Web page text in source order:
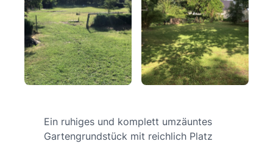
Ein ruhiges und komplett umzäuntes
Gartengrundstück mit reichlich Platz